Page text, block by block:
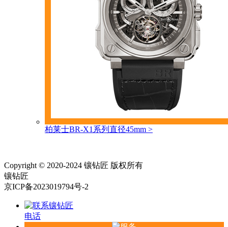
柏莱士BR-X1系列直径45mm >
Copyright © 2020-2024 镶钻匠 版权所有
镶钻匠
京ICP备2023019794号-2
电话